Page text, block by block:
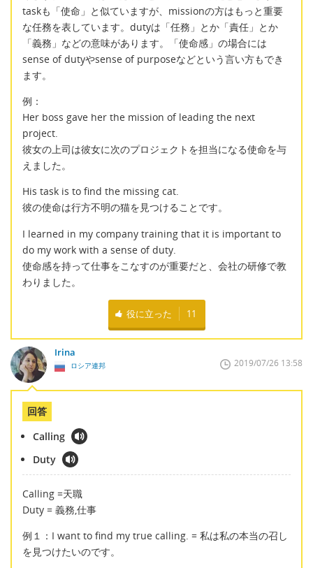
taskも「使命」と似ていますが、missionの方はもっと重要
な任務を表しています。dutyは「任務」とか「責任」とか
「義務」などの意味があります。「使命感」の場合には
sense of dutyやsense of purposeなどという言い方もでき
ます。
例：
Her boss gave her the mission of leading the next
project.
彼女の上司は彼女に次のプロジェクトを担当になる使命を与
えました。
His task is to find the missing cat.
彼の使命は行方不明の猫を見つけることです。
I learned in my company training that it is important to
do my work with a sense of duty.
使命感を持って仕事をこなすのが重要だと、会社の研修で教
わりました。
役に立った 11
Irina
ロシア連邦 2019/07/26 13:58
回答
Calling
Duty
Calling =天職
Duty = 義務,仕事
例１：I want to find my true calling. = 私は私の本当の召し
を見つけたいのです。